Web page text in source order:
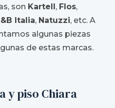
son Kartell , Flos,
Italia, Natuzzi, etc. A
algunas piezas
de estas marcas.
y piso Chiara